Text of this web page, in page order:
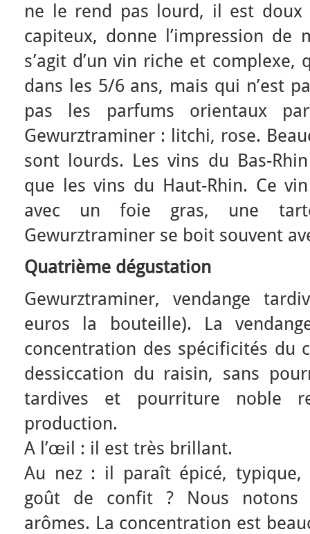
ne le rend pas lourd, il est doux
capiteux, donne l’impression
s’agit d’un vin riche et complexe,
dans les 5/6 ans, mais qui n’est
pas les parfums orientaux
Gewurztraminer : litchi, rose.
sont lourds. Les vins du Bas-
que les vins du Haut-Rhin. Ce
avec un foie gras, une
Gewurztraminer se boit souvent
Quatrième dégustation
Gewurztraminer, vendange
euros la bouteille). La
concentration des spécificités du
dessiccation du raisin, sans
tardives et pourriture noble
production.
A l’œil : il est très brillant.
Au nez : il paraît épicé, typique,
goût de confit ? Nous notons
arômes. La concentration est